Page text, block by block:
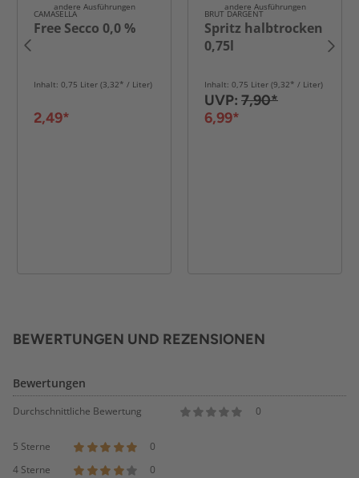
andere Ausführungen
CAMASELLA
Free Secco 0,0 %
Inhalt: 0,75 Liter (3,32* / Liter)
2,49*
andere Ausführungen
BRUT DARGENT
Spritz halbtrocken
0,75l
Inhalt: 0,75 Liter (9,32* / Liter)
UVP: 7,90*
6,99*
BEWERTUNGEN UND REZENSIONEN
Bewertungen
Durchschnittliche Bewertung 0
5 Sterne
0
4 Sterne
0